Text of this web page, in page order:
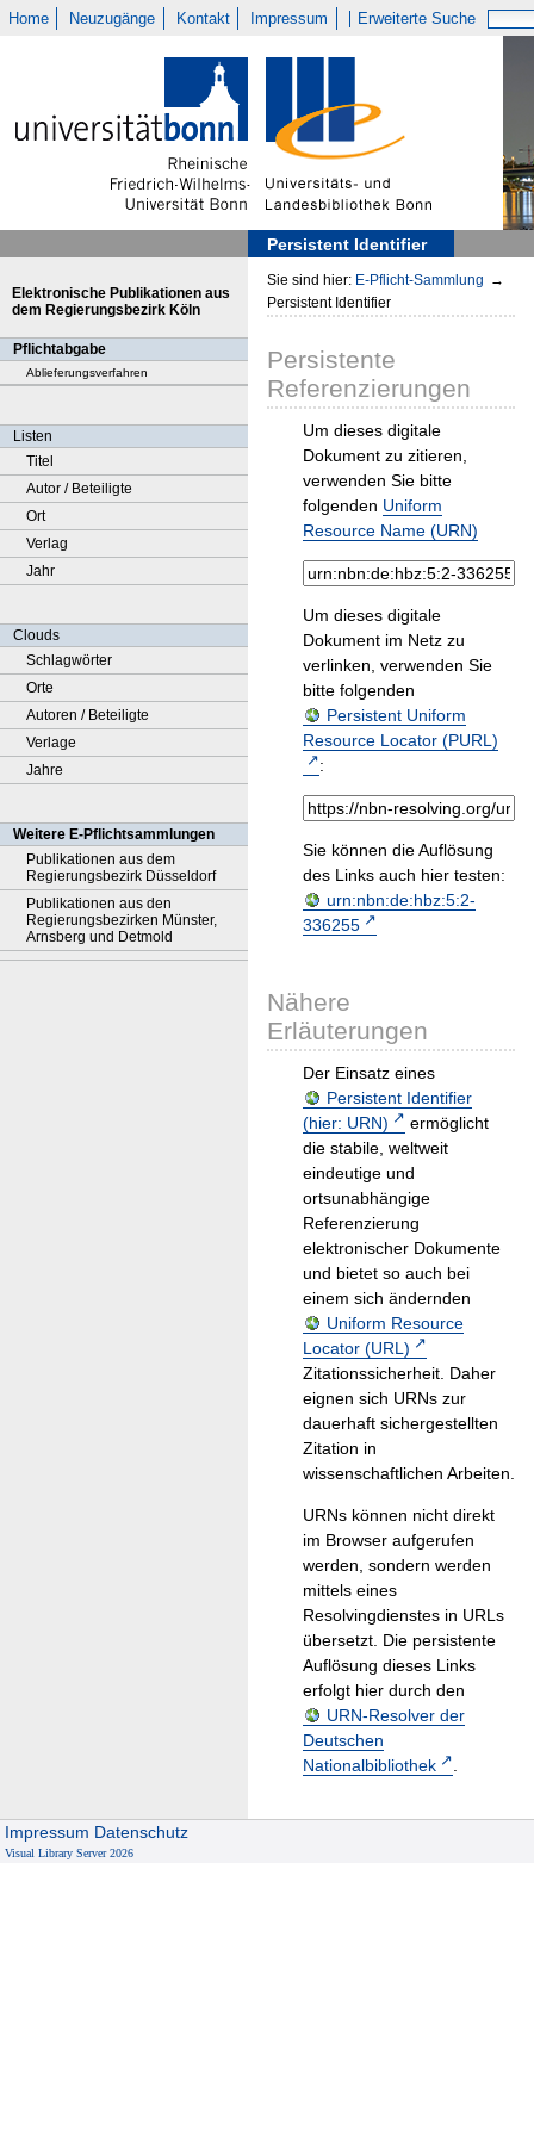
Home Neuzugänge Kontakt Impressum Erweiterte Suche
Persistent Identifier
Elektronische Publikationen aus
dem Regierungsbezirk Köln
Pflichtabgabe
Ablieferungsverfahren
Listen
Titel
Autor / Beteiligte
Ort
Verlag
Jahr
Clouds
Schlagwörter
Orte
Autoren / Beteiligte
Verlage
Jahre
Weitere E-Pflichtsammlungen
Publikationen aus dem
Regierungsbezirk Düsseldorf
Publikationen aus den
Regierungsbezirken Münster,
Arnsberg und Detmold
Sie sind hier: E-Pflicht-Sammlung →
Persistent Identifier
Persistente
Referenzierungen
Um dieses digitale
Dokument zu zitieren,
verwenden Sie bitte
folgenden Uniform
Resource Name (URN)
Um dieses digitale
Dokument im Netz zu
verlinken, verwenden Sie
bitte folgenden
Persistent Uniform
Resource Locator (PURL)
:
Sie können die Auflösung
des Links auch hier testen:
urn:nbn:de:hbz:5:2-
336255
Nähere
Erläuterungen
Der Einsatz eines
Persistent Identifier
(hier: URN)
ermöglicht
die stabile, weltweit
eindeutige und
ortsunabhängige
Referenzierung
elektronischer Dokumente
und bietet so auch bei
einem sich ändernden
Uniform Resource
Locator (URL)
Zitationssicherheit. Daher
eignen sich URNs zur
dauerhaft sichergestellten
Zitation in
wissenschaftlichen Arbeiten.
URNs können nicht direkt
im Browser aufgerufen
werden, sondern werden
mittels eines
Resolvingdienstes in URLs
übersetzt. Die persistente
Auflösung dieses Links
erfolgt hier durch den
URN-Resolver der
Deutschen
Nationalbibliothek
.
Impressum Datenschutz
Visual Library Server 2026